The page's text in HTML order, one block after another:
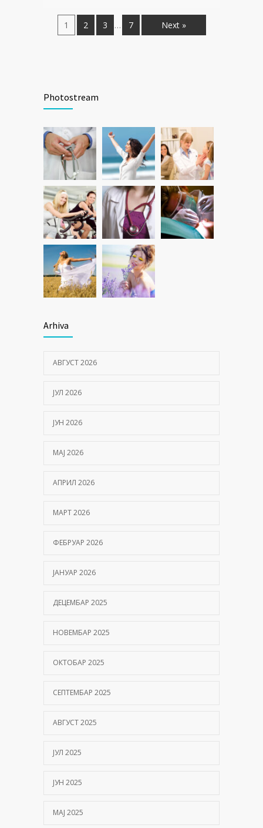
1 2 3 … 7 Next »
Photostream
Arhiva
АВГУСТ 2026
ЈУЛ 2026
ЈУН 2026
МАЈ 2026
АПРИЛ 2026
МАРТ 2026
ФЕБРУАР 2026
ЈАНУАР 2026
ДЕЦЕМБАР 2025
НОВЕМБАР 2025
ОКТОБАР 2025
СЕПТЕМБАР 2025
АВГУСТ 2025
ЈУЛ 2025
ЈУН 2025
МАЈ 2025